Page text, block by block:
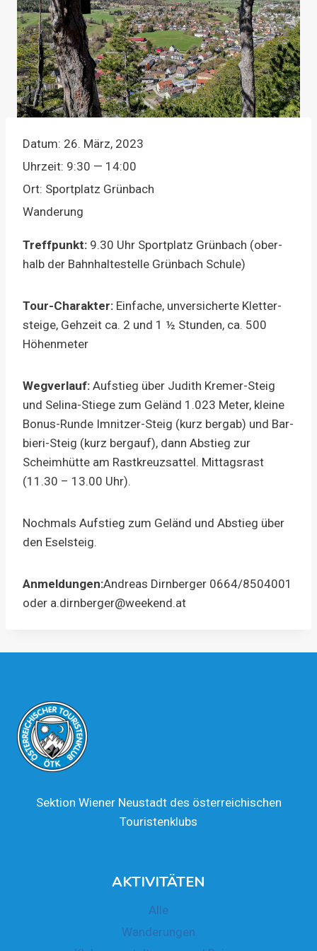
Datum: 26. März, 2023
Uhr­zeit: 9:30 — 14:00
Ort: Sport­platz Grün­bach
Wan­de­rung
Treff­punkt: 9.30 Uhr Sport­platz Grün­bach (ober­
halb der Bahn­hal­te­stel­le Grün­bach Schu­le)
Tour-Cha­rak­ter: Ein­fa­che, unver­si­cher­te Klet­ter­
stei­ge, Geh­zeit ca. 2 und 1 ½ Stun­den, ca. 500
Höhen­me­ter
Weg­ver­lauf: Auf­stieg über Judith Kre­mer-Steig
und Seli­na-Stie­ge zum Geländ 1.023 Meter, klei­ne
Bonus-Run­de Imnit­zer-Steig (kurz berg­ab) und Bar­
bie­ri-Steig (kurz berg­auf), dann Abstieg zur
Scheim­hüt­te am Rast­kreuz­sat­tel. Mit­tags­rast
(11.30 – 13.00 Uhr).
Noch­mals Auf­stieg zum Geländ und Abstieg über
den Esel­steig.
Anmel­dun­gen:Andre­as Dirn­ber­ger 0664/8504001
oder a.dirnberger@weekend.at
Sektion Wiener Neustadt des österreichischen
Touristenklubs
AKTI­VI­TÄ­TEN
Alle
Wan­de­run­gen